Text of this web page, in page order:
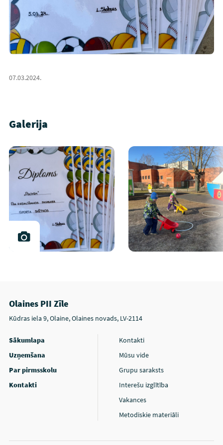
07.03.2024.
Galerija
Olaines PII Zīle
Kūdras iela 9, Olaine, Olaines novads, LV-2114
Sākumlapa
Uzņemšana
Par pirmsskolu
Kontakti
Kontakti
Mūsu vide
Grupu saraksts
Interešu izglītība
Vakances
Metodiskie materiāli